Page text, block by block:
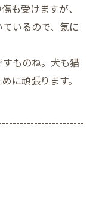
も受けますが、
いるので、気に
ものね。犬も猫
に頑張ります。